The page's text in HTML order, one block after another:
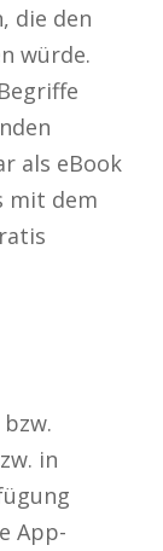
die den
würde.
als eBook
mit dem
in
App-